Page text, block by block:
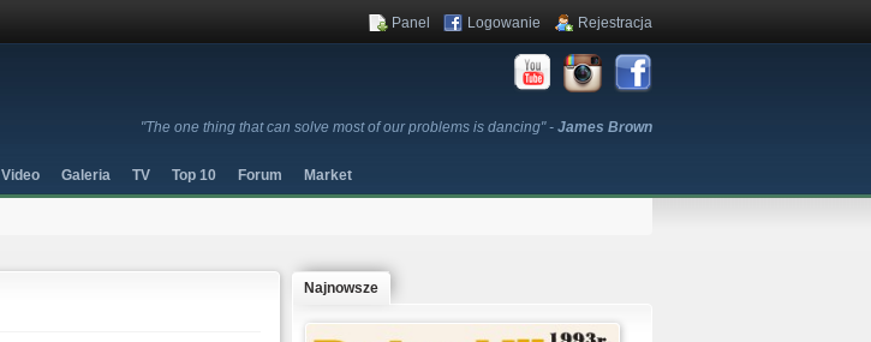
"The one thing that can solve most of our problems is dancing" - James Brown
Panel Logowanie Rejestracja
Video Galeria TV Top 10 Forum Market
Najnowsze